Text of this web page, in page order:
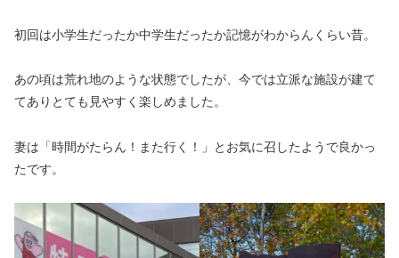
初回は小学生だったか中学生だったか記憶がわからんくらい昔。
あの頃は荒れ地のような状態でしたが、今では立派な施設が建て
てありとても見やすく楽しめました。
妻は「時間がたらん！また行く！」とお気に召したようで良かっ
たです。